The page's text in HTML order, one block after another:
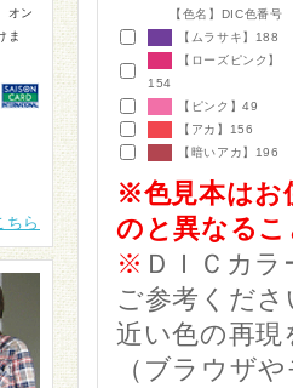
オン
ま
ちら
【色名】DIC色番号
【ムラサキ】
188
【ローズピンク】
154
【ピンク】49
【アカ】
156
【暗いアカ】
196
※色見本はお
のと異なる
※ ＤＩＣカ
ご参考くださ
近い色の再
（ブラウザ